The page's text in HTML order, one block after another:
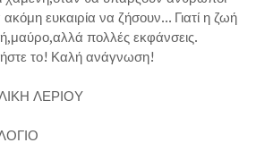
ευκαιρία να ζήσουν... Γιατί η ζωή
πολλές εκφάνσεις.
το! Καλή ανάγνωση!
ΛΕΡΙΟΥ